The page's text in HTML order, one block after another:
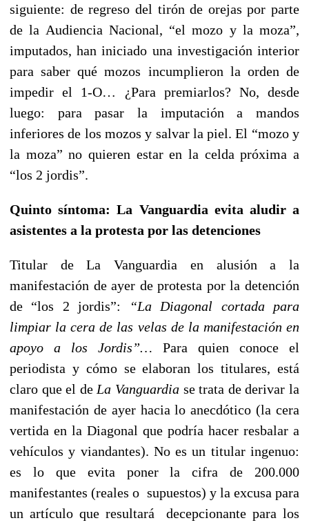
siguiente: de regreso del tirón de orejas por parte
de la Audiencia Nacional, “el mozo y la moza”,
imputados, han iniciado una investigación interior
para saber qué mozos incumplieron la orden de
impedir el 1-O… ¿Para premiarlos? No, desde
luego: para pasar la imputación a mandos
inferiores de los mozos y salvar la piel. El “mozo y
la moza” no quieren estar en la celda próxima a
“los 2 jordis”.
Quinto síntoma: La Vanguardia evita aludir a
asistentes a la protesta por las detenciones
Titular de La Vanguardia en alusión a la
manifestación de ayer de protesta por la detención
de “los 2 jordis”:
“La Diagonal cortada para
limpiar la cera de las velas de la manifestación en
apoyo a los Jordis”… Para quien conoce el
periodista y cómo se elaboran los titulares, está
claro que el de La Vanguardia se trata de derivar la
manifestación de ayer hacia lo anecdótico (la cera
vertida en la Diagonal que podría hacer resbalar a
vehículos y viandantes). No es un titular ingenuo:
es lo que evita poner la cifra de 200.000
manifestantes (reales o supuestos) y la excusa para
un artículo que resultará decepcionante para los